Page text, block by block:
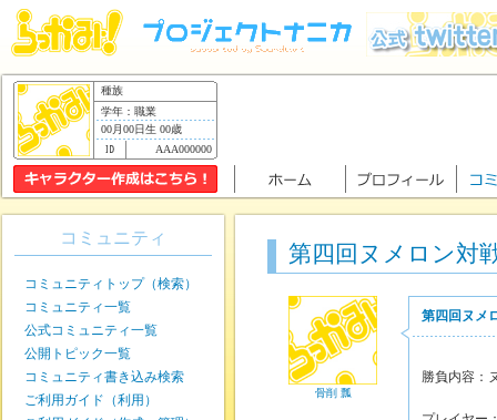
種族
学年：職業
00月00日生 00歳
AAA000000
第四回ヌメロン対
骨削 瓢
第四回ヌメ
勝負内容：
コミュニティ
コミュニティトップ（検索）
コミュニティ一覧
公式コミュニティ一覧
公開トピック一覧
コミュニティ書き込み検索
ご利用ガイド（利用）